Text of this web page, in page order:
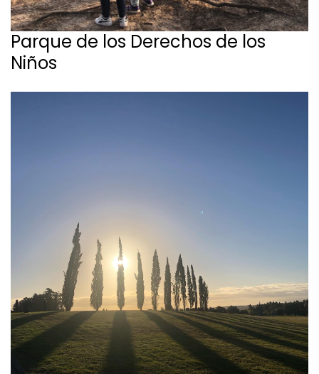
Parque de los Derechos de los
Niños